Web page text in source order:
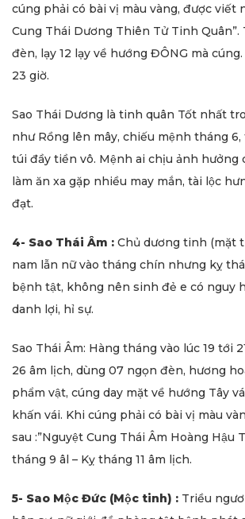
cúng phải có bài vị màu vàng, được viết
Cung Thái Dương Thiên Tử Tinh Quân”.
đèn, lạy 12 lạy về hướng ĐÔNG mà
23 giờ.
Sao Thái Dương là tinh quân Tốt nhất
như Rồng lên mây, chiếu mệnh tháng 6,
túi đầy tiền vô. Mệnh ai chịu ảnh hưởng
làm ăn xa gặp nhiều may mắn, tài lộc
đạt.
4- Sao Thái Âm : Chủ dương tinh (mặt
nam lẫn nữ vào tháng chín nhưng kỵ
bệnh tật, không nên sinh đẻ e có nguy
danh lợi, hỉ sự.
Sao Thái Âm: Hàng tháng vào lúc 19 tới
26 âm lịch, dùng 07 ngọn đèn, hương
phẩm vật, cúng day mặt về hướng Tây
khấn vái. Khi cúng phải có bài vị màu
sau :”Nguyệt Cung Thái Âm Hoàng Hậu
tháng 9 âl – Kỵ tháng 11 âm lịch.
5- Sao Mộc Đức (Mộc tinh) : Triều